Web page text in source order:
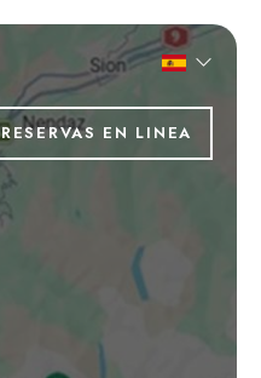
RESERVAS EN LINEA